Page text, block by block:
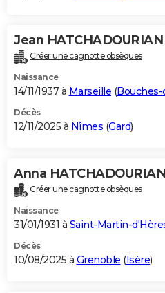
Bricolage
Lifestyle
Culture
Sport
Auto
Television
Voyage
Cinema
Jean HATCHADOURIAN
Créer une cagnotte obsèques
Naissance
14/11/1937 à Marseille (
Décès
12/11/2025 à Nîmes (Gard)
Anna HATCHADOURIAN
Créer une cagnotte obsèques
Naissance
31/01/1931 à Saint-Martin-
Décès
10/08/2025 à Grenoble (Isère)